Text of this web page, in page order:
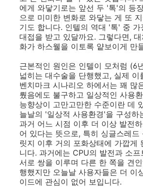
에게 와닿기로는 앞선 두 '톡'의 등
으로 미미한 변화로 와닿는 게 또
기도 합니다. 인텔의 역대 '톡' 중 가
대접을 받고 있달까요. 그렇다면,
화가 하스웰을 이토록 얕보이게 만
근본적인 원인은 인텔이 모처럼 (6
넓히는 대수술을 단행했고, 실제 이
벤치마크 시나리오 하에서는 꽤 많
뤘음에도 불구하고 일상적인 사용
능향상이 고만고만한 수준이란 데
늘날의 '일상적 사용환경'을 구성하
과거 어느 시점 이후 더 이상 발전
어 있다는 뜻으로, 특히 싱글스레드
릿지 이후 거의 포화상태에 가깝게
니다. 과거에는 CPU의 발전과 소프
서로 쌍을 이루며 다른 한 쪽을 견
행했지만 오늘날 사용자들은 더 이
이드에 관심이 없어 보입니다.